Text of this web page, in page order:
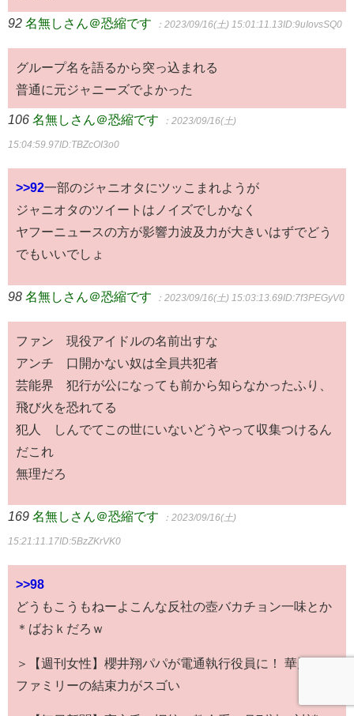
92 名無しさん＠恐縮です ：2023/09/16(土) 15:01:11.13ID:9uIovsSQ0
グループ名を語るから突っ込まれる
普通に元ジャニーズでよかった
106 名無しさん＠恐縮です ：2023/09/16(土)
15:04:59.97ID:TBZcOI3o0
>>92一部のジャニオタにツッこまれようが
ジャニオタのツイートはノイズでしかなく
ヤフーニュースの方が影響力波及力が大きいはずでどう
でもいいでしょ
98 名無しさん＠恐縮です ：2023/09/16(土) 15:03:13.69ID:7f3PEGyV0
ファン 現役アイドルの名前出すな
アンチ 口開かない奴は全員共犯者
芸能界 犯行が公になっても前から知らなかったふり、
飛び火を恐れてる
犯人 しんでてこの世にいないどうやって収集つけるん
だこれ
無理だろ
169 名無しさん＠恐縮です ：2023/09/16(土)
15:21:11.17ID:5BzZKrVK0
>>98
どうもこうもねーよこんな反社の壺バカチョン一味とか
＊ばおｋだろｗ
＞【週刊女性】櫻井翔パパが電通執行役員に！ 華麗なる
ファミリーの結束力がスゴい